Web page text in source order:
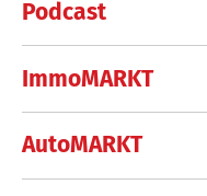
Podcast
ImmoMARKT
AutoMARKT